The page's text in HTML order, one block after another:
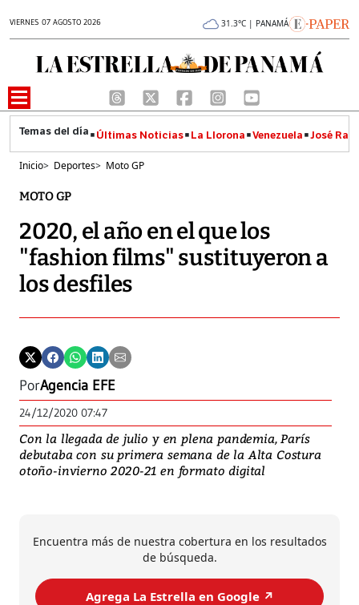
VIERNES 07 AGOSTO 2026 31.3°C | PANAMÁ
Últimas Noticias La Llorona Venezuela José
Inicio> Deportes> Moto GP
MOTO GP
2020, el año en el que los
"fashion films" sustituyeron a
los desfiles
PorAgencia EFE
24/12/2020 07:47
Con la llegada de julio y en plena pandemia, París
debutaba con su primera semana de la Alta Costura
otoño-invierno 2020-21 en formato digital
Encuentra más de nuestra cobertura en los resultados
de búsqueda.
Agrega La Estrella en Google ↗️